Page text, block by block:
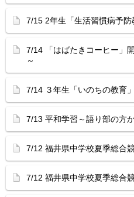
7/15 2年生「生活習慣病予防
7/14 「はばたきコーヒー」
～
7/14 ３年生「いのちの教育
7/13 平和学習～語り部の方
7/12 福井県中学校夏季総合
7/12 福井県中学校夏季総合